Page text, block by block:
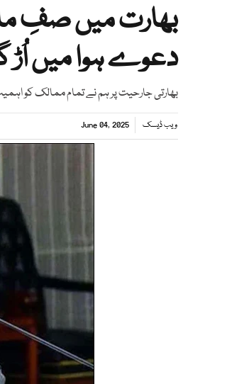
بھارت میں صفِ
دعوے ہوا میں اُڑ
بھارتی جارحیت پر ہم نے تمام ممالک کو
ویب ڈیسک June 04, 2025